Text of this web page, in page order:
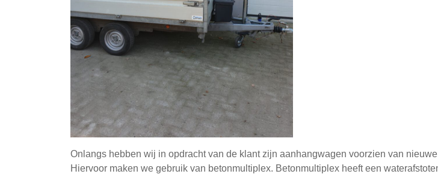
Onlangs hebben wij in opdracht van de klant zijn aanhangwagen voorzien van
Hiervoor maken we gebruik van betonmultiplex. Betonmultiplex heeft een